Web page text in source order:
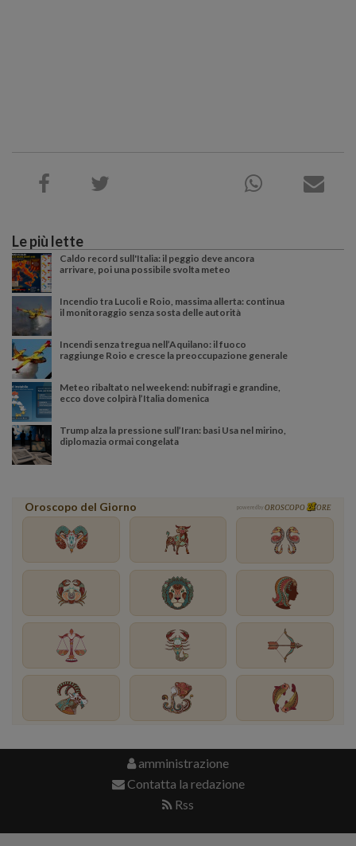
Le più lette
Caldo record sull'Italia: il peggio deve ancora
arrivare, poi una possibile svolta meteo
Incendio tra Lucoli e Roio, massima allerta: continua
il monitoraggio senza sosta delle autorità
Incendi senza tregua nell’Aquilano: il fuoco
raggiunge Roio e cresce la preoccupazione generale
Meteo ribaltato nel weekend: nubifragi e grandine,
ecco dove colpirà l’Italia domenica
Trump alza la pressione sull’Iran: basi Usa nel mirino,
diplomazia ormai congelata
Oroscopo del Giorno powered by OROSCOPO ORE
amministrazione
Contatta la redazione
Rss